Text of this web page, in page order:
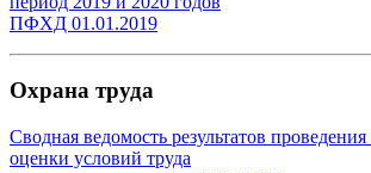
ПФХД 01.01.2019
Охрана труда
Сводная ведомость результатов
оценки условий труда